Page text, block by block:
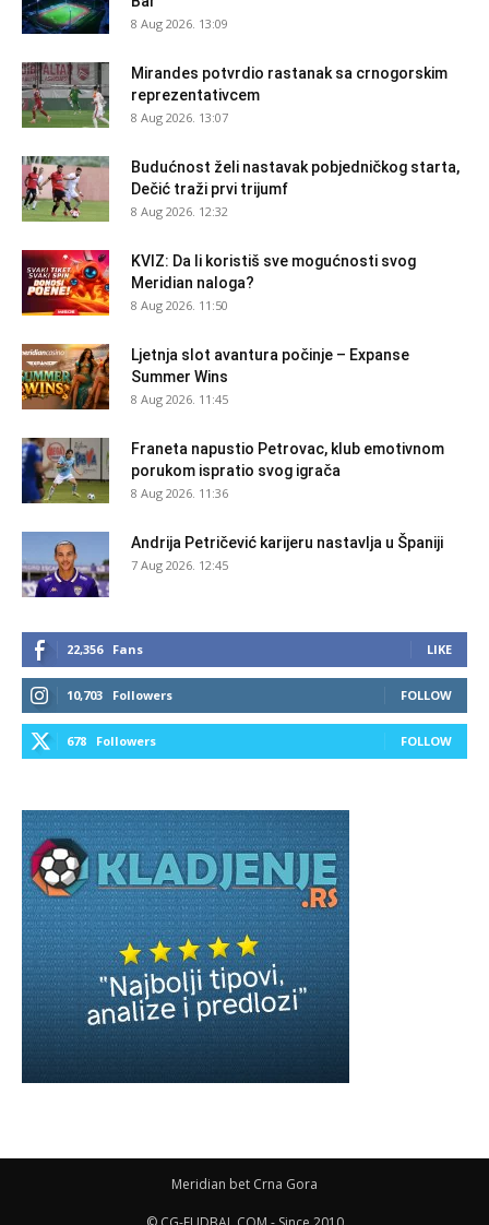
8 Aug 2026. 13:09
Mirandes potvrdio rastanak sa crnogorskim
reprezentativcem
8 Aug 2026. 13:07
Budućnost želi nastavak pobjedničkog starta,
Dečić traži prvi trijumf
8 Aug 2026. 12:32
KVIZ: Da li koristiš sve mogućnosti svog
Meridian naloga?
8 Aug 2026. 11:50
Ljetnja slot avantura počinje – Expanse
Summer Wins
8 Aug 2026. 11:45
Franeta napustio Petrovac, klub emotivnom
porukom ispratio svog igrača
8 Aug 2026. 11:36
Andrija Petričević karijeru nastavlja u Španiji
7 Aug 2026. 12:45
22,356 Fans LIKE
10,703 Followers FOLLOW
678 Followers FOLLOW
Meridian bet Crna Gora